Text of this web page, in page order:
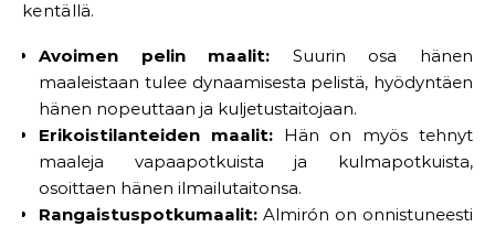
kentällä.
Avoimen pelin maalit: Suurin osa hänen
maaleistaan tulee dynaamisesta pelistä, hyödyntäen
hänen nopeuttaan ja kuljetustaitojaan.
Erikoistilanteiden maalit:Hän on myös tehnyt
maaleja vapaapotkuista ja kulmapotkuista,
osoittaen hänen ilmailutaitonsa.
Rangaistuspotkumaalit: Almirón on onnistuneesti